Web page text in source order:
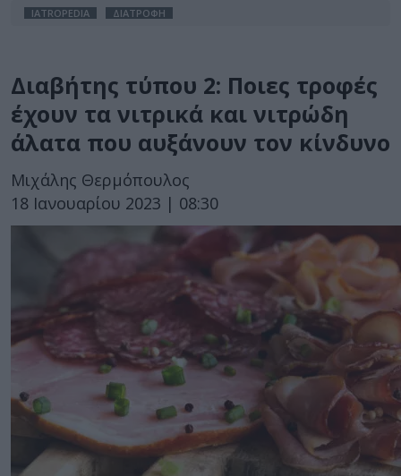
IATROPEDIA ΔΙΑΤΡΟΦΗ
Διαβήτης τύπου 2: Ποιες τροφές
έχουν τα νιτρικά και νιτρώδη
άλατα που αυξάνουν τον κίνδυνο
Μιχάλης Θερμόπουλος
18 Ιανουαρίου 2023 | 08:30